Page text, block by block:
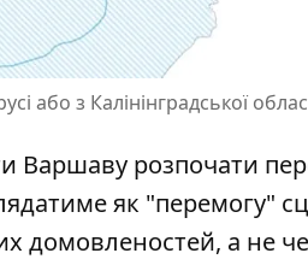
або з Калінінградської
Варшаву розпочати
як "перемогу"
домовленостей, а не